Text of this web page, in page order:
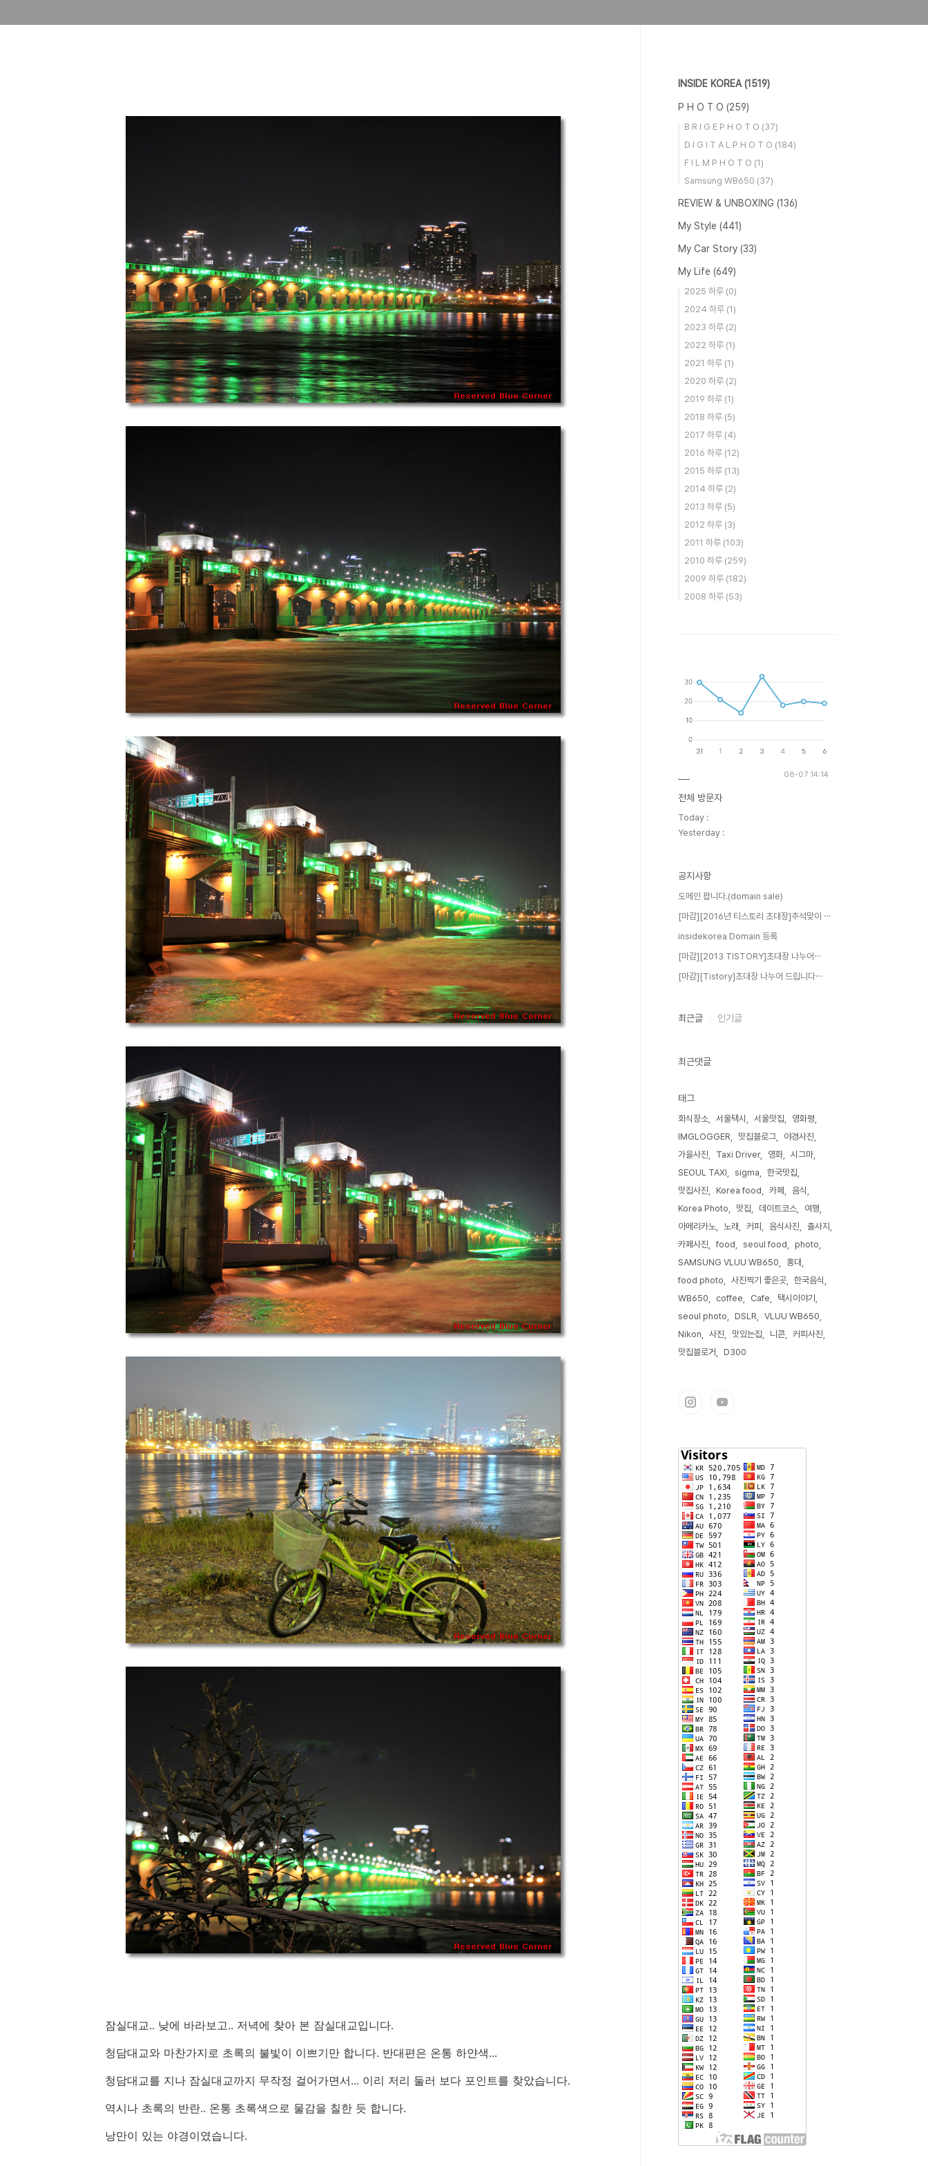
잠실대교.. 낮에 바라보고.. 저녁에 찾아 본 잠실대교입니다.
청담대교와 마찬가지로 초록의 불빛이 이쁘기만 합니다. 반대편은 온통 하얀색...
청담대교를 지나 잠실대교까지 무작정 걸어가면서... 이리 저리 둘러 보다 포인트를 찾았습니다.
역시나 초록의 반란.. 온통 초록색으로 물감을 칠한 듯 합니다.
낭만이 있는 야경이였습니다.
INSIDE KOREA (1519)
P H O T O (259)
B R I G E P H O T O (37)
D I G I T A L P H O T O (184)
F I L M P H O T O (1)
Samsung WB650 (37)
REVIEW & UNBOXING (136)
My Style (441)
My Car Story (33)
My Life (649)
2025 하루 (0)
2024 하루 (1)
2023 하루 (2)
2022 하루 (1)
2021 하루 (1)
2020 하루 (2)
2019 하루 (1)
2018 하루 (5)
2017 하루 (4)
2016 하루 (12)
2015 하루 (13)
2014 하루 (2)
2013 하루 (5)
2012 하루 (3)
2011 하루 (103)
2010 하루 (259)
2009 하루 (182)
2008 하루 (53)
08-07 14:14
전체 방문자
Today :
Yesterday :
공지사항
도메인 팝니다.(domain sale)
[마감][2016년 티스토리 초대장]추석맞이 ⋯
insidekorea Domain 등록
[마감][2013 TISTORY]초대장 나누어⋯
[마감][Tistory]초대장 나누어 드립니다⋯
최근글 인기글
최근댓글
태그
회식장소 서울택시 서울맛집
영화평
IMGLOGGER
맛집블로그
야경사진
가을사진
Taxi Driver 영화
시그마
SEOUL TAXI
sigma
한국맛집
맛집사진
Korea food 카페
음식
Korea Photo
맛집 데이트코스
여행
아메리카노
노래 커피 음식사진
출사지
카페사진
food seoul food
photo
SAMSUNG VLUU WB650
홍대
food photo
사진찍기 좋은곳
한국음식
WB650
coffee Cafe
택시이야기
seoul photo
DSLR
VLUU WB650
Nikon
사진 맛있는집 니콘
커피사진
맛집블로거
D300